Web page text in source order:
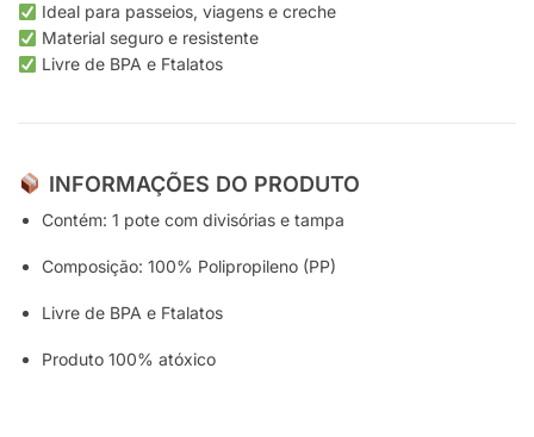
Ideal para passeios, viagens e creche
Material seguro e resistente
Livre de BPA e Ftalatos
INFORMAÇÕES DO PRODUTO
Contém: 1 pote com divisórias e tampa
Composição: 100% Polipropileno (PP)
Livre de BPA e Ftalatos
Produto 100% atóxico